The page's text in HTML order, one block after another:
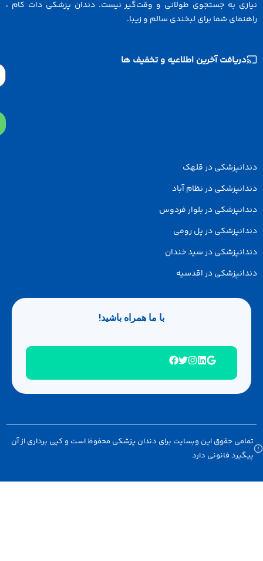
به جستجوی طولانی و وقت‌گیر نیست. دندان پزشکی دات کام ،
شما برای لبخندی سالم و زیبا.
دریافت آخرین اطلاعیه و تخفیف ها
در قلهک
در نظام آباد
در بلوار فردوس
در پل رومی
در سید خندان
در اقدسیه
با ما همراه باشید!
حقوق این وبسایت برای دندان پزشکی محفوظ است و کپی برداری از آن
قانونی دارد